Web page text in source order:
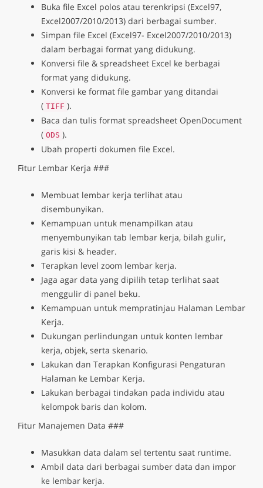
Buka file Excel polos atau terenkripsi (Excel97,
Excel2007/2010/2013) dari berbagai sumber.
Simpan file Excel (Excel97- Excel2007/2010/2013)
dalam berbagai format yang didukung.
Konversi file & spreadsheet Excel ke berbagai
format yang didukung.
Konversi ke format file gambar yang ditandai
( TIFF ).
Baca dan tulis format spreadsheet OpenDocument
( ODS ).
Ubah properti dokumen file Excel.
Fitur Lembar Kerja ###
Membuat lembar kerja terlihat atau
disembunyikan.
Kemampuan untuk menampilkan atau
menyembunyikan tab lembar kerja, bilah gulir,
garis kisi & header.
Terapkan level zoom lembar kerja.
Jaga agar data yang dipilih tetap terlihat saat
menggulir di panel beku.
Kemampuan untuk mempratinjau Halaman Lembar
Kerja.
Dukungan perlindungan untuk konten lembar
kerja, objek, serta skenario.
Lakukan dan Terapkan Konfigurasi Pengaturan
Halaman ke Lembar Kerja.
Lakukan berbagai tindakan pada individu atau
kelompok baris dan kolom.
Fitur Manajemen Data ###
Masukkan data dalam sel tertentu saat runtime.
Ambil data dari berbagai sumber data dan impor
ke lembar kerja.